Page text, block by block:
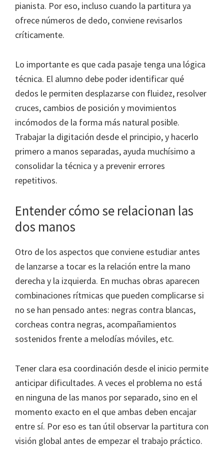
pianista. Por eso, incluso cuando la partitura ya
ofrece números de dedo, conviene revisarlos
críticamente.
Lo importante es que cada pasaje tenga una lógica
técnica. El alumno debe poder identificar qué
dedos le permiten desplazarse con fluidez, resolver
cruces, cambios de posición y movimientos
incómodos de la forma más natural posible.
Trabajar la digitación desde el principio, y hacerlo
primero a manos separadas, ayuda muchísimo a
consolidar la técnica y a prevenir errores
repetitivos.
Entender cómo se relacionan las
dos manos
Otro de los aspectos que conviene estudiar antes
de lanzarse a tocar es la relación entre la mano
derecha y la izquierda. En muchas obras aparecen
combinaciones rítmicas que pueden complicarse si
no se han pensado antes: negras contra blancas,
corcheas contra negras, acompañamientos
sostenidos frente a melodías móviles, etc.
Tener clara esa coordinación desde el inicio permite
anticipar dificultades. A veces el problema no está
en ninguna de las manos por separado, sino en el
momento exacto en el que ambas deben encajar
entre sí. Por eso es tan útil observar la partitura con
visión global antes de empezar el trabajo práctico.